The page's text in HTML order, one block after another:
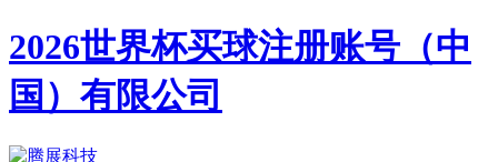
2026世界杯买球注册账号（中
国）有限公司